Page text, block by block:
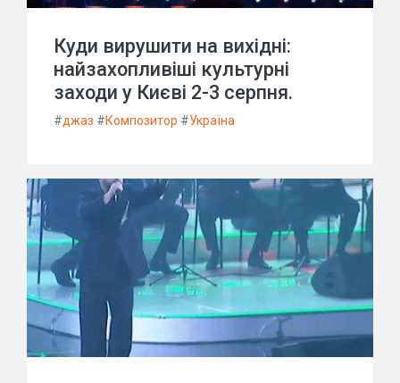
Куди вирушити на вихідні:
найзахопливіші культурні
заходи у Києві 2-3 серпня.
#джаз #Композитор #Україна